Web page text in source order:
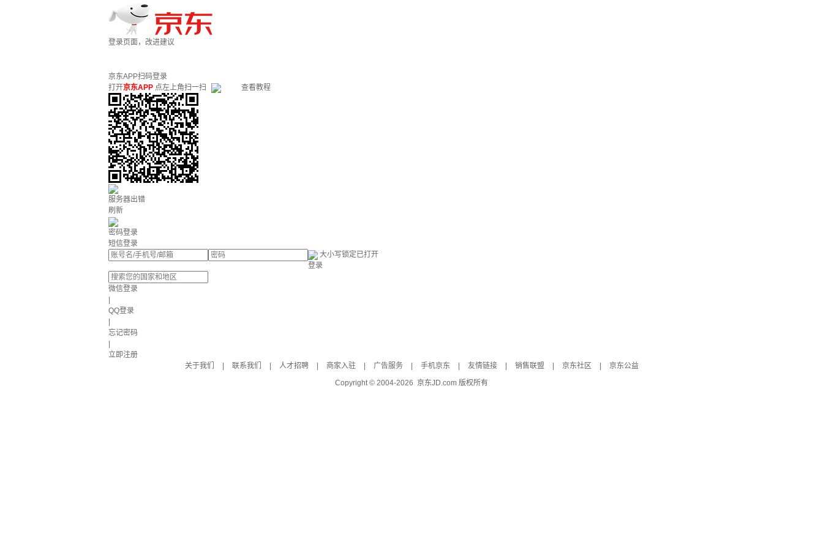
登录页面，改进建议
京东APP扫码登录
打开京东APP 点左上角扫一扫 查看教程
服务器出错
刷新
密码登录
短信登录
大小写锁定已打开
登录
微信登录
QQ登录
忘记密码
立即注册
关于我们
联系我们 人才招聘 商家入驻 广告服务 手机京东 友情链接 销售联盟 京东社区
京东公益
Copyright © 2004-2026 京东JD.com 版权所有